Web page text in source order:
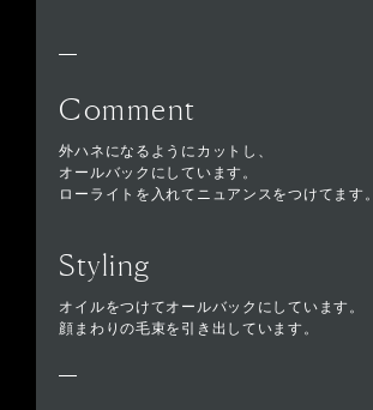
Comment
外ハネになるようにカットし、
オールバックにしています。
ローライトを入れてニュアンスをつけてます。
Styling
オイルをつけてオールバックにしています。
顔まわりの毛束を引き出しています。